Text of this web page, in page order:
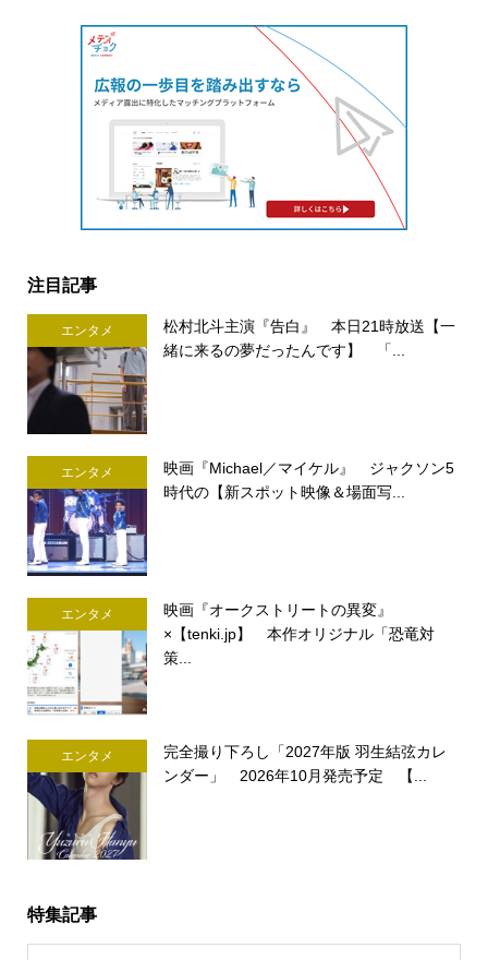
注目記事
エンタメ
松村北斗主演『告白』 本日21時放送【一
緒に来るの夢だったんです】 「...
エンタメ
映画『Michael／マイケル』 ジャクソン5
時代の【新スポット映像＆場面写...
エンタメ
映画『オークストリートの異変』
×【tenki.jp】 本作オリジナル「恐竜対
策...
エンタメ
完全撮り下ろし「2027年版 羽生結弦カレ
ンダー」 2026年10月発売予定 【...
特集記事